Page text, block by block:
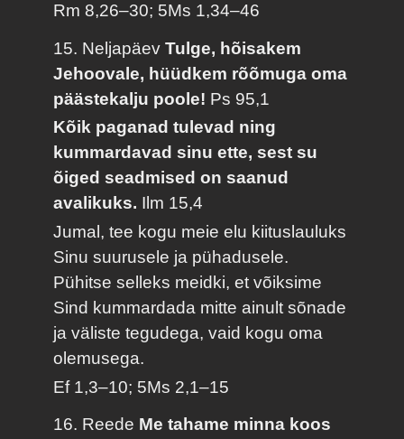
Rm 8,26–30; 5Ms 1,34–46
15. NeljapäevTulge, hõisakem
Jehoovale, hüüdkem rõõmuga oma
päästekalju poole! Ps 95,1
Kõik paganad tulevad ning
kummardavad sinu ette, sest su
õiged seadmised on saanud
avalikuks. Ilm 15,4
Jumal, tee kogu meie elu kiituslauluks
Sinu suurusele ja pühadusele.
Pühitse selleks meidki, et võiksime
Sind kummardada mitte ainult sõnade
ja väliste tegudega, vaid kogu oma
olemusega.
Ef 1,3–10; 5Ms 2,1–15
16. Reede Me tahame minna koos